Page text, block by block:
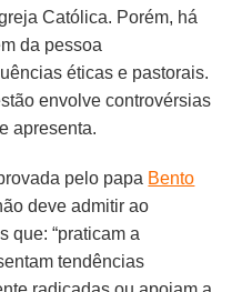
Católica. Porém, há
da pessoa
éticas e pastorais.
envolve controvérsias
apresenta.
pelo papa Bento
deve admitir ao
que: “praticam a
tendências